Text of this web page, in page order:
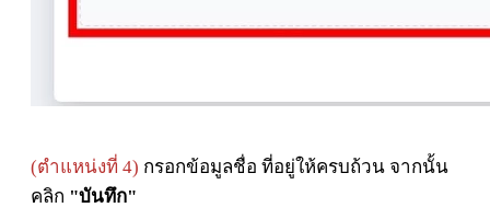
(ตำแหน่งที่ 4) กรอกข้อมูลชื่อ ที่อยู่ให้ครบถ้วน จากนั้น
คลิก "บันทึก"